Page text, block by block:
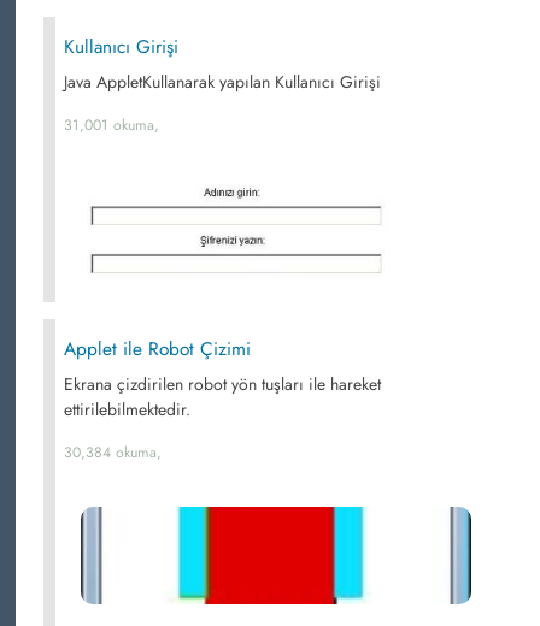
Kullanıcı Girişi
Java AppletKullanarak yapılan Kullanıcı Girişi
31,001 okuma,
Applet ile Robot Çizimi
Ekrana çizdirilen robot yön tuşları ile hareket
ettirilebilmektedir.
30,384 okuma,